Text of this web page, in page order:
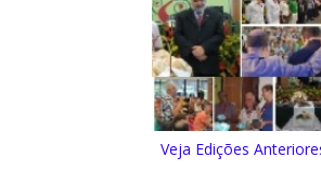
Veja Edições